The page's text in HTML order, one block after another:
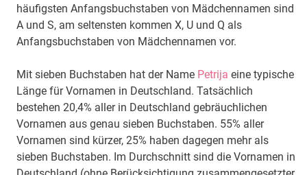
häufigsten Anfangsbuchstaben von Mädchennamen sind
A und S, am seltensten kommen X, U und Q als
Anfangsbuchstaben von Mädchennamen vor.
Mit sieben Buchstaben hat der Name Petrija eine typische
Länge für Vornamen in Deutschland. Tatsächlich
bestehen 20,4% aller in Deutschland gebräuchlichen
Vornamen aus genau sieben Buchstaben. 55% aller
Vornamen sind kürzer, 25% haben dagegen mehr als
sieben Buchstaben. Im Durchschnitt sind die Vornamen in